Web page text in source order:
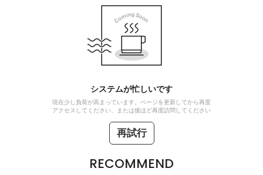
システムが忙しいです
現在少し負荷が高まっています。ページを更新してから再度
アクセスしてください、または後ほど再度訪問してください
再試行
RECOMMEND